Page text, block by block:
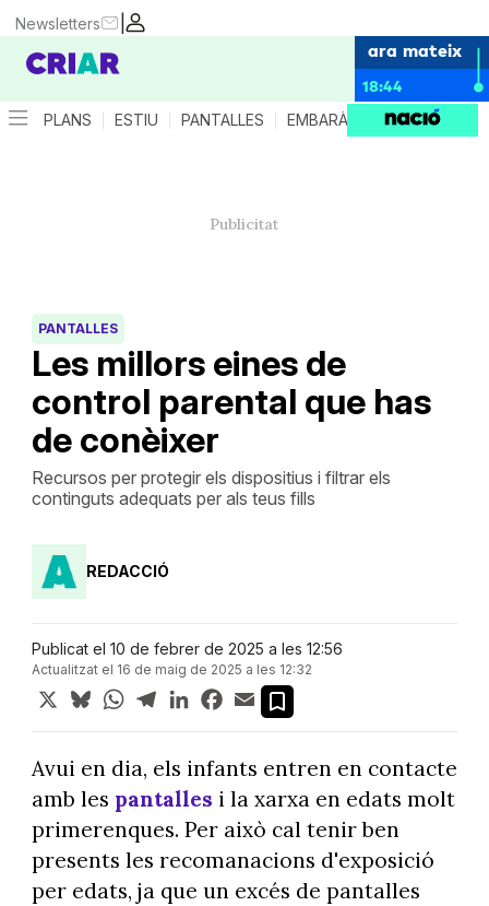
|
Newsletters
ara mateix
18:44
PLANS ESTIU PANTALLES EMBARÀS CRIANÇA
Les millors eines de
control parental que has
de conèixer
PANTALLES
Recursos per protegir els dispositius i filtrar els
continguts adequats per als teus fills
REDACCIÓ
Publicat el 10 de febrer de 2025 a les 12:56
Actualitzat el 16 de maig de 2025 a les 12:32
X BlueskyWhatsApp
TelegramLinkedInFacebook
Email
Avui en dia, els infants entren en contacte
amb les pantalles i la xarxa en edats molt
primerenques. Per això cal tenir ben
presents les recomanacions d'exposició
per edats, ja que un excés de pantalles